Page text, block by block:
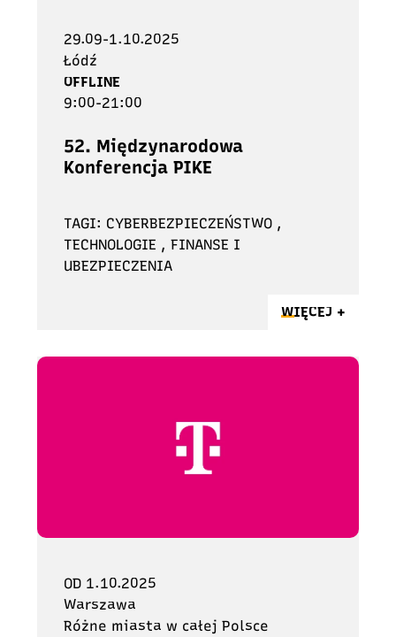
29.09-1.10.2025
Łódź
OFFLINE
9:00-21:00
52. Międzynarodowa
Konferencja PIKE
TAGI: CYBERBEZPIECZEŃSTWO ,
TECHNOLOGIE , FINANSE I
UBEZPIECZENIA
WIĘCEJ +
OD 1.10.2025
Warszawa
Różne miasta w całej Polsce